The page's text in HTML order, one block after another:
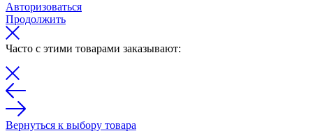
Авторизоваться
Продолжить
Часто с этими товарами заказывают:
Вернуться к выбору товара